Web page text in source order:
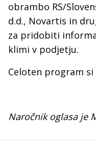
obrambo RS/
d.d., Novartis in
za pridobiti
klimi v podjetju.
Celoten program
Naročnik oglasa je